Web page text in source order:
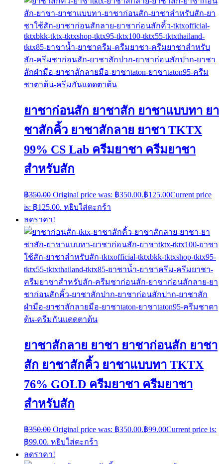
ยาชาก่อนสัก ยาชาสัก ยาชาแบบทา ยา
ชาสักคิ้ว ยาชาสักลาย ยาชา TKTX
99% CS Lab ครีมยาชา ครีมยาชา
สำหรับสัก
฿350.00 Original price was: ฿350.00.฿125.00Current price
is: ฿125.00. หยิบใส่ตะกร้า
ลดราคา!
ยาชาสักลาย ยาชา ยาชาก่อนสัก ยาชา
สัก ยาชาสักคิ้ว ยาชาแบบทา TKTX
76% GOLD ครีมยาชา ครีมยาชา
สำหรับสัก
฿350.00 Original price was: ฿350.00.฿99.00Current price is:
฿99.00. หยิบใส่ตะกร้า
ลดราคา!